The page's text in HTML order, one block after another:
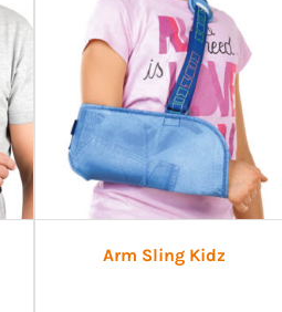
Arm Sling Kidz